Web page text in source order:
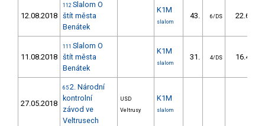
12.08.2018
112 Slalom O
štít města
Benátek
K1M
slalom
43. 6/DS 22.69
11.08.2018
111 Slalom O
štít města
Benátek
K1M
slalom
31. 4/DS 16.46
27.05.2018
65 2. Národní
kontrolní
závod ve
Veltrusech
USD
Veltrusy
K1M
slalom